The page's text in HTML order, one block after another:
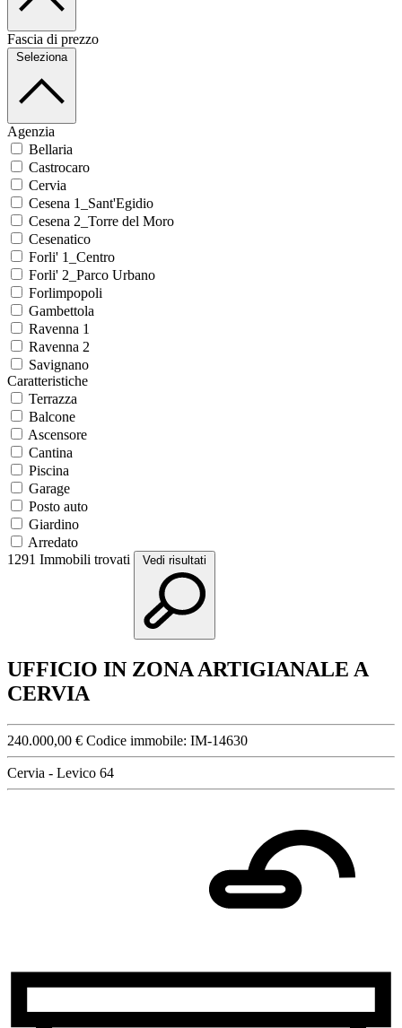
Fascia di prezzo
Seleziona
Agenzia
Bellaria
Castrocaro
Cervia
Cesena 1_Sant'Egidio
Cesena 2_Torre del Moro
Cesenatico
Forli' 1_Centro
Forli' 2_Parco Urbano
Forlimpopoli
Gambettola
Ravenna 1
Ravenna 2
Savignano
Caratteristiche
Terrazza
Balcone
Ascensore
Cantina
Piscina
Garage
Posto auto
Giardino
Arredato
1291 Immobili trovati Vedi risultati
UFFICIO IN ZONA ARTIGIANALE A
CERVIA
240.000,00 € Codice immobile: IM-14630
Cervia - Levico 64